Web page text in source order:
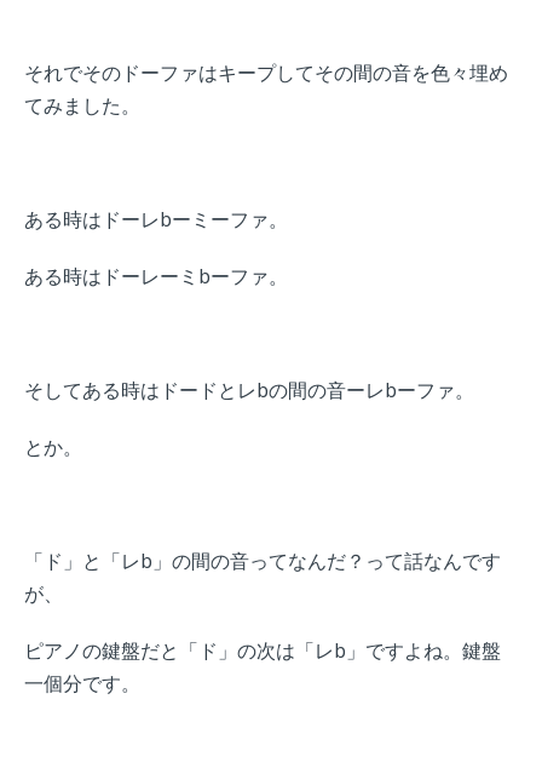
それでそのドーファはキープしてその間の音を色々埋め
てみました。
ある時はドーレbーミーファ。
ある時はドーレーミbーファ。
そしてある時はドードとレbの間の音ーレbーファ。
とか。
「ド」と「レb」の間の音ってなんだ？って話なんです
が、
ピアノの鍵盤だと「ド」の次は「レb」ですよね。 鍵盤
一個分です。